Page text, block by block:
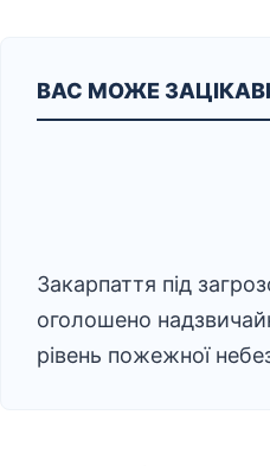
ВАС МОЖЕ
Закарпаття під
оголошено
рівень пожежної